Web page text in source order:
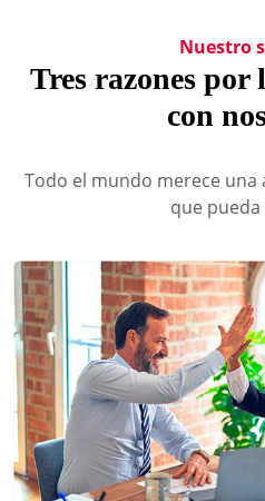
Nuestro
Tres razones
con
Todo el mundo merece una
que